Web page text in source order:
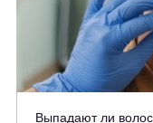
Выпадают ли